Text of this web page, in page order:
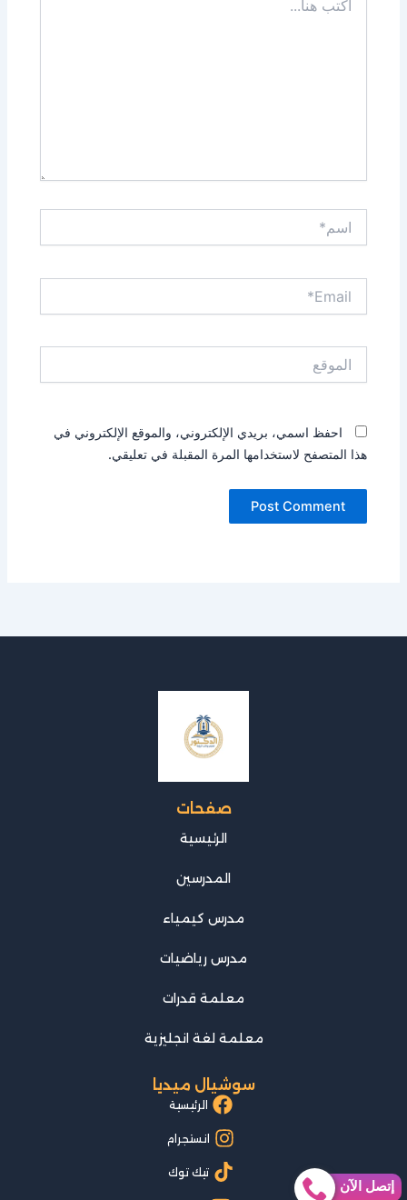
هنا...
احفظ اسمي، بريدي الإلكتروني، والموقع الإلكتروني في
هذا المتصفح لاستخدامها المرة المقبلة في تعليقي.
صفحات
الرئيسية
المدرسين
مدرس كيمياء
مدرس رياضيات
معلمة قدرات
معلمة لغة انجليزية
سوشيال ميديا
الرئيسية
انستجرام
تيك توك
إتصل الآن